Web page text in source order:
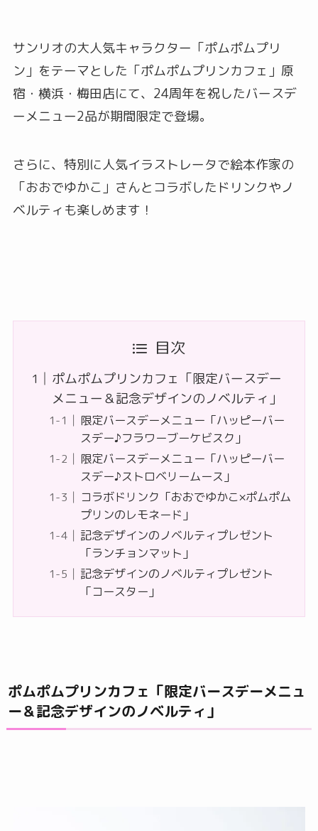
サンリオの大人気キャラクター「ポムポムプリ
ン」をテーマとした「ポムポムプリンカフェ」原
宿・横浜・梅田店にて、24周年を祝したバースデ
ーメニュー2品が期間限定で登場。
さらに、特別に人気イラストレータで絵本作家の
「おおでゆかこ」さんとコラボしたドリンクやノ
ベルティも楽しめます！
目次
ポムポムプリンカフェ「限定バースデー
メニュー＆記念デザインのノベルティ」
限定バースデーメニュー「ハッピーバー
スデー♪フラワーブーケビスク」
限定バースデーメニュー「ハッピーバー
スデー♪ストロベリームース」
コラボドリンク「おおでゆかこ×ポムポム
プリンのレモネード」
記念デザインのノベルティプレゼント
「ランチョンマット」
記念デザインのノベルティプレゼント
「コースター」
ポムポムプリンカフェ「限定バースデーメニュ
ー＆記念デザインのノベルティ」